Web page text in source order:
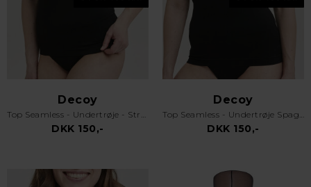
Decoy
Top Seamless - Undertrøje - Stropper - Sort
DKK 150,-
Decoy
Top Seamless - Undertrøje Spaghetti Stropper - Sort
DKK 150,-